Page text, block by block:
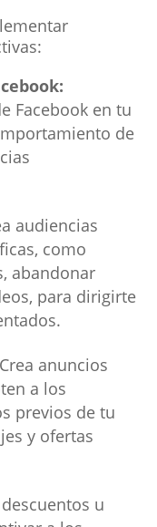
Facebook en tu
de
audiencias
como
abandonar
para dirigirte
Crea anuncios
a los
previos de tu
y ofertas
u